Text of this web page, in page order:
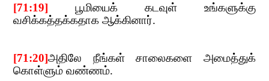
[71:19] ​​பூமியைக் கடவுள் உங்களுக்கு
வசிக்கத்தக்கதாக ஆக்கினார்.
[71:20]அதிலே நீங்கள் சாலைகளை அமைத்துக்
கொள்ளும் வண்ணம்.